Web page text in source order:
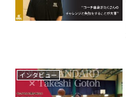
インタビュー